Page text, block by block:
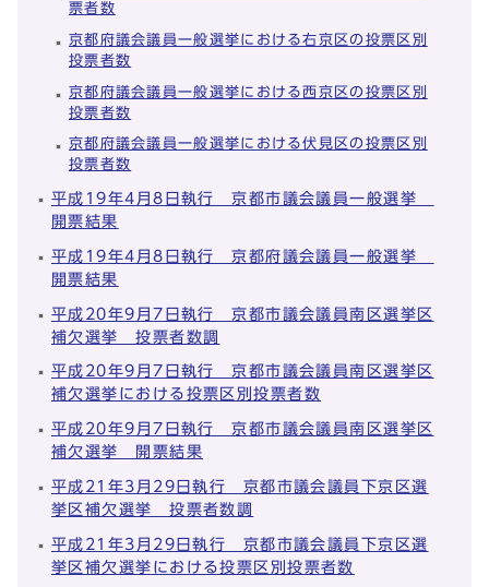
票者数
京都府議会議員一般選挙における右京区の投票区別
投票者数
京都府議会議員一般選挙における西京区の投票区別
投票者数
京都府議会議員一般選挙における伏見区の投票区別
投票者数
平成19年4月8日執行 京都市議会議員一般選挙
開票結果
平成19年4月8日執行 京都府議会議員一般選挙
開票結果
平成20年9月7日執行 京都市議会議員南区選挙区
補欠選挙 投票者数調
平成20年9月7日執行 京都市議会議員南区選挙区
補欠選挙における投票区別投票者数
平成20年9月7日執行 京都市議会議員南区選挙区
補欠選挙 開票結果
平成21年3月29日執行 京都市議会議員下京区選
挙区補欠選挙 投票者数調
平成21年3月29日執行 京都市議会議員下京区選
挙区補欠選挙における投票区別投票者数